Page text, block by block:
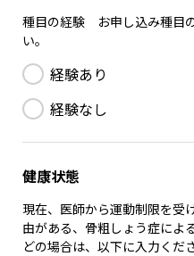
種目の経験 お申し込み種目
い。
経験あり
経験なし
健康状態
現在、医師から運動制限を受
由がある、骨粗しょう症によ
どの場合は、以下に入力くだ